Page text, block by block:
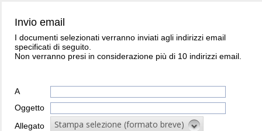
Invio email
I documenti selezionati verranno inviati agli indirizzi email
specificati di seguito.
Non verranno presi in considerazione più di 10 indirizzi email.
A
Oggetto
Allegato
Stampa selezione (formato breve)